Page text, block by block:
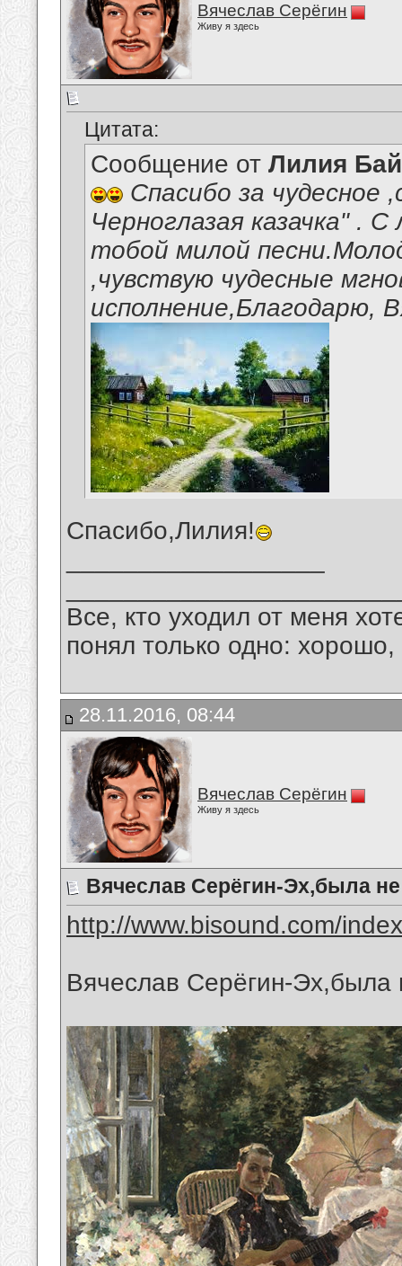
Вячеслав Серёгин
Живу я здесь
Цитата:
Сообщение от Лилия
Спасибо за чудесное
Черноглазая казачка" .
тобой милой
,чувствую чудесные
исполнение,Благодарю,
Спасибо,Лилия!
Все, кто уходил от меня
понял только одно:
28.11.2016, 08:44
Вячеслав Серёгин
Живу я здесь
Вячеслав Серёгин-Эх,была
http://www.bisound.com/
Вячеслав Серёгин-